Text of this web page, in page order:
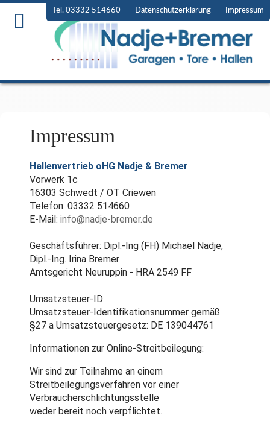
Tel. 03332 514660 Datenschutzerklärung Impressum
Impressum
Hallenvertrieb oHG Nadje & Bremer
Vorwerk 1c
16303 Schwedt / OT Criewen
Telefon: 03332 514660
E-Mail: info@nadje-bremer.de
Geschäftsführer: Dipl.-Ing (FH) Michael Nadje,
Dipl.-Ing. Irina Bremer
Amtsgericht Neuruppin - HRA 2549 FF
Umsatzsteuer-ID:
Umsatzsteuer-Identifikationsnummer gemäß
§27 a Umsatzsteuergesetz: DE 139044761
Informationen zur Online-Streitbeilegung:
Wir sind zur Teilnahme an einem
Streitbeilegungsverfahren vor einer
Verbraucherschlichtungsstelle
weder bereit noch verpflichtet.